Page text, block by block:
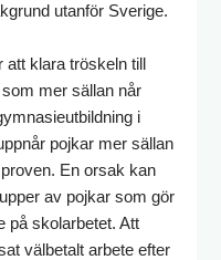
utanför Sverige.
klara tröskeln till
mer sällan når
i
pojkar mer sällan
En orsak kan
av pojkar som gör
på skolarbetet. Att
välbetalt arbete efter